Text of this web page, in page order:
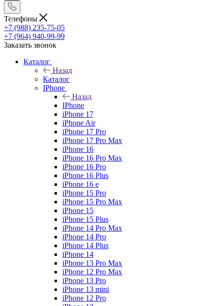
Телефоны
+7 (988) 235-75-05
+7 (964) 940-99-99
Заказать звонок
Каталог
Назад
Каталог
IPhone
Назад
IPhone
iPhone 17
iPhone Air
iPhone 17 Pro
iPhone 17 Pro Max
iPhone 16
iPhone 16 Pro Max
iPhone 16 Pro
iPhone 16 Plus
iPhone 16 e
iPhone 15 Pro
iPhone 15 Pro Max
iPhone 15
iPhone 15 Plus
iPhone 14 Pro Max
iPhone 14 Pro
iPhone 14 Plus
iPhone 14
iPhone 13 Pro Max
iPhone 12 Pro Max
iPhone 13 Pro
iPhone 13 mini
iPhone 12 Pro